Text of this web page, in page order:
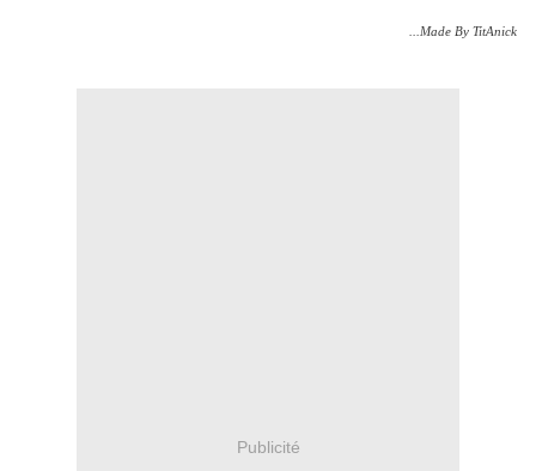
...Made By TitAnick
Publicité